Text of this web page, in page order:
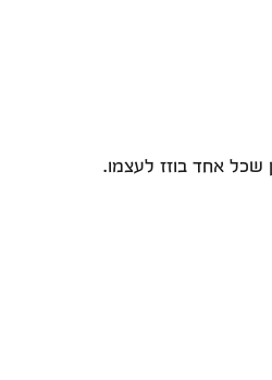
שכל אחד בוזז לעצמו.